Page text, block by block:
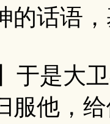
的话语
是大卫
服他，